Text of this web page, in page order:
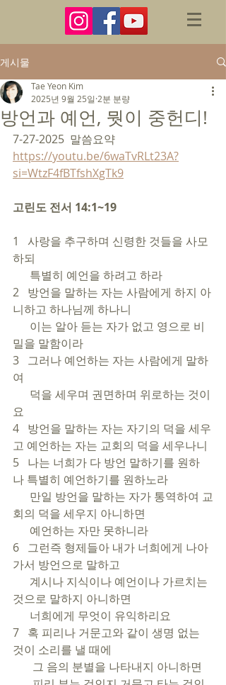
게시물
방언과 예언, 뭣이 중헌디!
Tae Yeon Kim
2025년 9월 25일 2분 분량
7-27-2025  말씀요약
https://youtu.be/6waTvRLt23A?
si=WtzF4fBTfshXgTk9
고린도 전서 14:1~19
1   사랑을 추구하며 신령한 것들을 사모
하되
      특별히 예언을 하려고 하라
2   방언을 말하는 자는 사람에게 하지 아
니하고 하나님께 하나니
밀을 말함이라
3   그러나 예언하는 자는 사람에게 말하
여
요
4   방언을 말하는 자는 자기의 덕을 세우
고 예언하는 자는 교회의 덕을 세우나니
5   나는 너희가 다 방언 말하기를 원하
나 특별히 예언하기를 원하노라
회의 덕을 세우지 아니하면
      예언하는 자만 못하니라
6   그런즉 형제들아 내가 너희에게 나아
가서 방언으로 말하고
것으로 말하지 아니하면
      너희에게 무엇이 유익하리요
7   혹 피리나 거문고와 같이 생명 없는
것이 소리를 낼 때에
       그 음의 분별을 나타내지 아니하면